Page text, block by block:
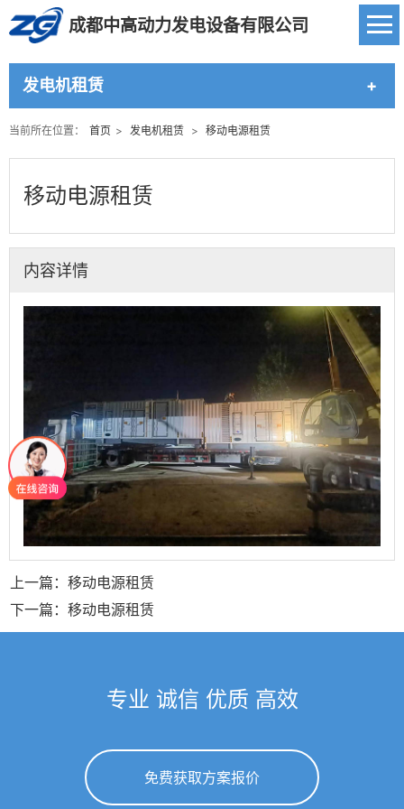
成都中高动力发电设备有限公司
发电机租赁
当前所在位置： 首页 > 发电机租赁 > 移动电源租赁
移动电源租赁
内容详情
上一篇：移动电源租赁
下一篇：移动电源租赁
专业 诚信 优质 高效
免费获取方案报价